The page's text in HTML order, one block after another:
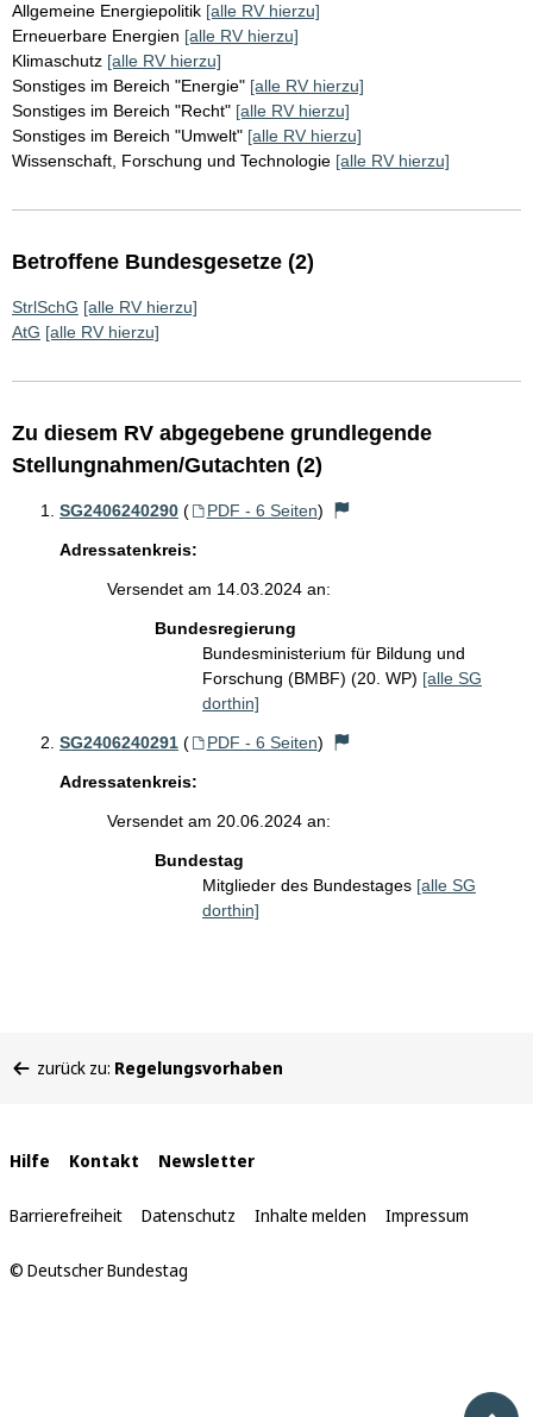
Allgemeine Energiepolitik [alle RV hierzu]
Erneuerbare Energien [alle RV hierzu]
Klimaschutz [alle RV hierzu]
Sonstiges im Bereich "Energie" [alle RV hierzu]
Sonstiges im Bereich "Recht" [alle RV hierzu]
Sonstiges im Bereich "Umwelt" [alle RV hierzu]
Wissenschaft, Forschung und Technologie [alle RV hierzu]
Betroffene Bundesgesetze (2)
StrlSchG [alle RV hierzu]
AtG [alle RV hierzu]
Zu diesem RV abgegebene grundlegende
Stellungnahmen/Gutachten (2)
SG2406240290 ( PDF - 6 Seiten)
Adressatenkreis:
Versendet am 14.03.2024 an:
Bundesregierung
Bundesministerium für Bildung und
Forschung (BMBF) (20. WP) [alle SG
dorthin]
SG2406240291 ( PDF - 6 Seiten)
Adressatenkreis:
Versendet am 20.06.2024 an:
Bundestag
Mitglieder des Bundestages [alle SG
dorthin]
befinden
zurück zu: Regelungsvorhaben
Interne
Links
Hilfe Kontakt Newsletter
Barrierefreiheit Datenschutz Inhalte melden Impressum
© Deutscher Bundestag